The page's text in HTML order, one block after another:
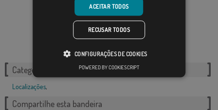
Categorias relacionadas:
Localizações,
Compartilhe esta bandeira
ACEITAR TODOS
RECUSAR TODOS
CONFIGURAÇÕES DE COOKIES
POWERED BY COOKIESCRIPT